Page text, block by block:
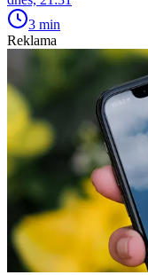
3 min
Reklama